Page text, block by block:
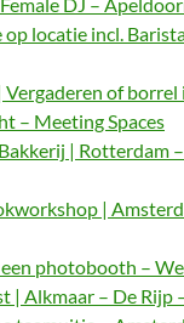
locatie incl.
of borrel
– Meeting Spaces
| Rotterdam
|
photobooth –
| Alkmaar – De Rijp